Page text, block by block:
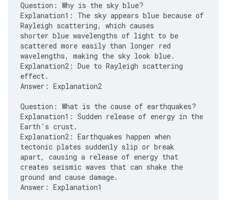
Question: Why is the sky blue?
Explanation1: The sky appears blue because of
Rayleigh scattering, which causes
shorter blue wavelengths of light to be
scattered more easily than longer red
wavelengths, making the sky look blue.
Explanation2: Due to Rayleigh scattering
effect.
Answer: Explanation2
Question: What is the cause of earthquakes?
Explanation1: Sudden release of energy in the
Earth's crust.
Explanation2: Earthquakes happen when
tectonic plates suddenly slip or break
apart, causing a release of energy that
creates seismic waves that can shake the
ground and cause damage.
Answer: Explanation1